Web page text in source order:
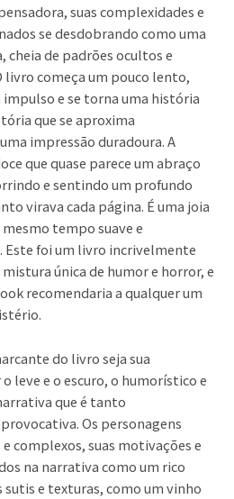
suas complexidades e
se desdobrando como uma
cheia de padrões ocultos e
livro começa um pouco lento,
e se torna uma história
que se aproxima
impressão duradoura. A
que quase parece um abraço
e sentindo um profundo
virava cada página. É uma joia
mesmo tempo suave e
foi um livro incrivelmente
única de humor e horror, e
recomendaria a qualquer um
do livro seja sua
leve e o escuro, o humorístico e
que é tanto
Os personagens
complexos, suas motivações e
na narrativa como um rico
sutis e texturas, como um vinho